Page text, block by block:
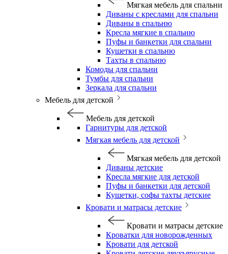
Мягкая мебель для спальни
Диваны с креслами для спальни
Диваны в спальню
Кресла мягкие в спальню
Пуфы и банкетки для спальни
Кушетки в спальню
Тахты в спальню
Комоды для спальни
Тумбы для спальни
Зеркала для спальни
Мебель для детской
Мебель для детской
Гарнитуры для детской
Мягкая мебель для детской
Мягкая мебель для детской
Диваны детские
Кресла мягкие для детской
Пуфы и банкетки для детской
Кушетки, софы тахты детские
Кровати и матрасы детские
Кровати и матрасы детские
Кроватки для новорожденных
Кровати для детской